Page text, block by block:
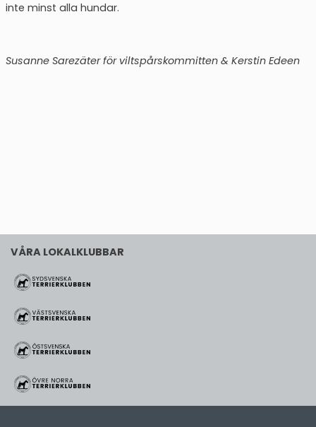
inte minst alla hundar.
Susanne Sarezäter för viltspårskommitten & Kerstin Edeen
VÅRA LOKALKLUBBAR